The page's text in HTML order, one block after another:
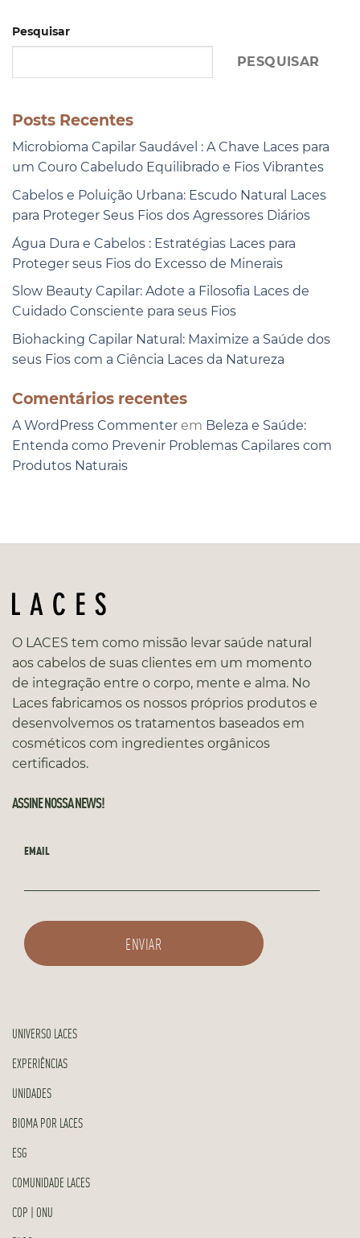
Pesquisar
PESQUISAR
Posts Recentes
Microbioma Capilar Saudável : A Chave Laces para
um Couro Cabeludo Equilibrado e Fios Vibrantes
Cabelos e Poluição Urbana: Escudo Natural Laces
para Proteger Seus Fios dos Agressores Diários
Água Dura e Cabelos : Estratégias Laces para
Proteger seus Fios do Excesso de Minerais
Slow Beauty Capilar: Adote a Filosofia Laces de
Cuidado Consciente para seus Fios
Biohacking Capilar Natural: Maximize a Saúde dos
seus Fios com a Ciência Laces da Natureza
Comentários recentes
A WordPress Commenter em Beleza e Saúde:
Entenda como Prevenir Problemas Capilares com
Produtos Naturais
O LACES tem como missão levar saúde natural
aos cabelos de suas clientes em um momento
de integração entre o corpo, mente e alma. No
Laces fabricamos os nossos próprios produtos e
desenvolvemos os tratamentos baseados em
cosméticos com ingredientes orgânicos
certificados.
ASSINE NOSSA NEWS!
EMAIL
UNIVERSO LACES
EXPERIÊNCIAS
UNIDADES
BIOMA POR LACES
ESG
COMUNIDADE LACES
COP | ONU